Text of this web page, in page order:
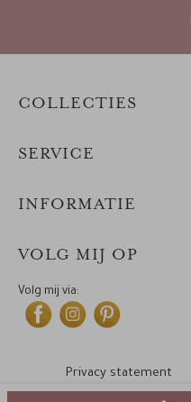
COLLECTIES
SERVICE
INFORMATIE
VOLG MIJ OP
Volg mij via:
Privacy statement
Cookiebeleid